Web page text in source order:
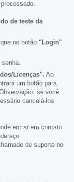
de teste da
no botão "Login"
senha.
Licenças". Ao
um botão para
se você
cancelá-los
entrar em contato
de suporte no